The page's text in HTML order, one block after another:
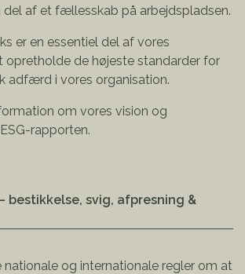
del af et fællesskab på arbejdspladsen.
er en essentiel del af vores
opretholde de højeste standarder for
adfærd i vores organisation.
om vores vision og
ESG-rapporten.
bestikkelse, svig, afpresning &
nationale og internationale regler om at